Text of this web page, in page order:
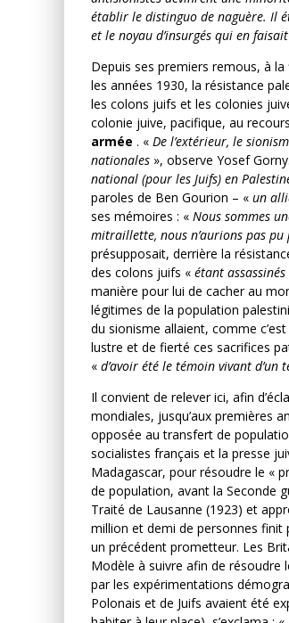
établir le distinguo de naguère. Il
et le noyau d’insurgés qui en
Depuis ses premiers remous, à
les années 1930, la résistance
les colons juifs et les colonies
colonie juive, pacifique, au
armée . « De l’extérieur, le
nationales », observe Yosef
national (pour les Juifs) en
paroles de Ben Gourion – « un
ses mémoires : « Nous sommes
mitraillette, nous n’aurions pas
présupposait, derrière la
des colons juifs « étant assassinés
manière pour lui de cacher au
légitimes de la population
du sionisme allaient, comme
lustre et de fierté ces sacrifices
« d’avoir été le témoin vivant d’un
Il convient de relever ici, afin
mondiales, jusqu’aux premières
opposée au transfert de
socialistes français et la presse
Madagascar, pour résoudre le «
de population, avant la Seconde
Traité de Lausanne (1923) et
million et demi de personnes
un précédent prometteur. Les
Modèle à suivre afin de résoudre
par les expérimentations
Polonais et de Juifs avaient été